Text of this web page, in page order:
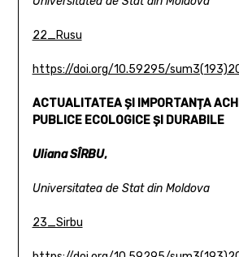
22_Rusu
https://doi.org/10.59295/
ACTUALITATEA ȘI IMPORTANȚA
PUBLICE ECOLOGICE ȘI DURABILE
Uliana SÎRBU,
Universitatea de Stat din Moldova
23_Sirbu